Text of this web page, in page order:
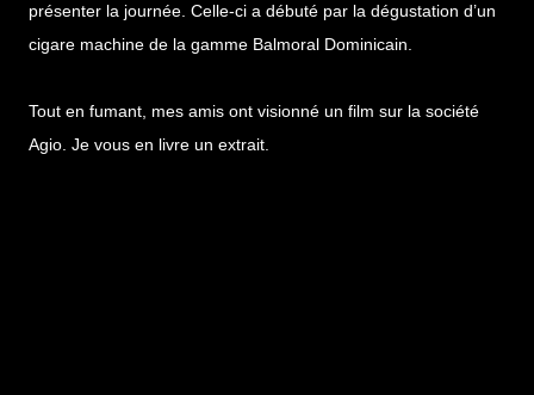
présenter la journée. Celle-ci a débuté par la dégustation d’un
cigare machine de la gamme Balmoral Dominicain.
Tout en fumant, mes amis ont visionné un film sur la société
Agio. Je vous en livre un extrait.